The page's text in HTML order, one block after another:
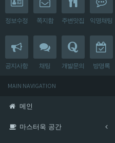
정보수정 쪽지함 주변맛집 익명채팅
공지사항 채팅 개발문의 방명록
MAIN NAVIGATION
메인
마스터욱 공간